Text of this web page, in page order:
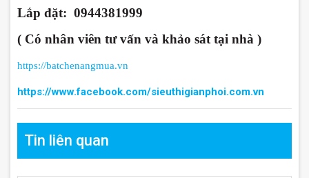
Lắp đặt: 0944381999
( Có nhân viên tư vấn và khảo sát tại nhà )
https://batchenangmua.vn
https://www.facebook.com/sieuthigianphoi.com.vn
Tin liên quan